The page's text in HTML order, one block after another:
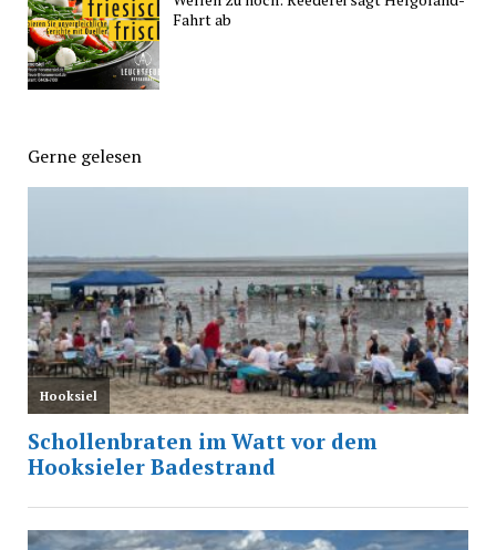
Fahrt ab
Gerne gelesen